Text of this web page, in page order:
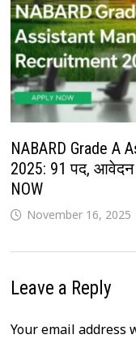
NABARD Grade A
2025: 91 पद, आवेदन
NOW
November 16, 2025
Leave a Reply
Your email address